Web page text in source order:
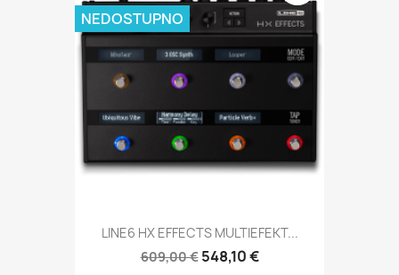
LINE6 HX EFFECTS MULTIEFEKT...
609,00 € 548,10 €
NEDOSTUPNO